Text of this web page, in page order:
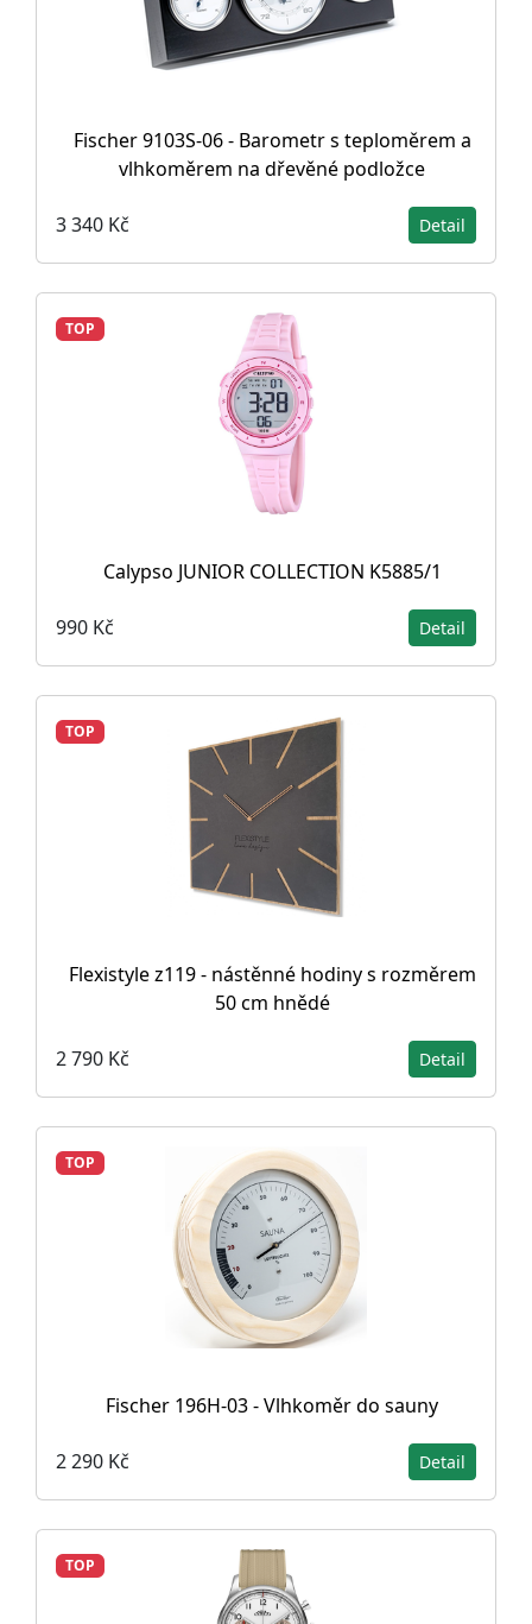
Fischer 9103S-06 - Barometr s teploměrem a
vlhkoměrem na dřevěné podložce
3 340 Kč Detail
TOP
Calypso JUNIOR COLLECTION K5885/1
990 Kč Detail
TOP
Flexistyle z119 - nástěnné hodiny s rozměrem
50 cm hnědé
2 790 Kč Detail
TOP
Fischer 196H-03 - Vlhkoměr do sauny
2 290 Kč Detail
TOP